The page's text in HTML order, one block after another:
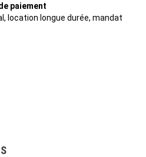
paiement
location longue durée, mandat